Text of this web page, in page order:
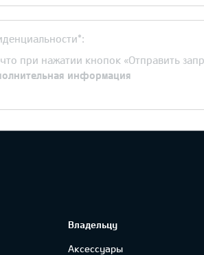
при нажатии кнопок «Отправить
информация
Владельцу
Аксессуары